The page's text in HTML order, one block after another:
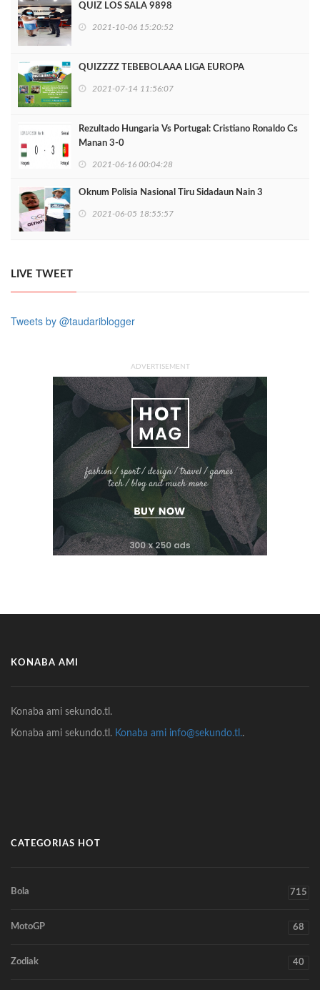
QUIZ LOS SALA 9898
2021-10-06 15:20:52
QUIZZZZ TEBEBOLAAA LIGA EUROPA
2021-07-14 11:56:07
Rezultado Hungaria Vs Portugal: Cristiano Ronaldo Cs
Manan 3-0
2021-06-16 00:04:28
Oknum Polisia Nasional Tiru Sidadaun Nain 3
2021-06-05 18:55:57
LIVE TWEET
Tweets by @taudariblogger
ADVERTISEMENT
KONABA AMI
Konaba ami sekundo.tl.
Konaba ami sekundo.tl. Konaba ami info@sekundo.tl..
CATEGORIAS HOT
Bola 715
MotoGP 68
Zodiak 40